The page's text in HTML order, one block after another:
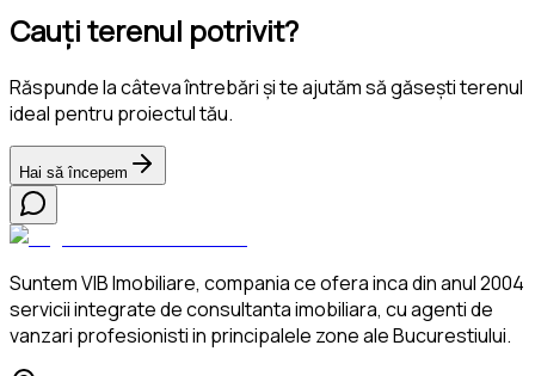
Cauți terenul potrivit?
Răspunde la câteva întrebări și te ajutăm să găsești terenul
ideal pentru proiectul tău.
Hai să începem
Suntem VIB Imobiliare, compania ce ofera inca din anul 2004
servicii integrate de consultanta imobiliara, cu agenti de
vanzari profesionisti in principalele zone ale Bucurestiului.